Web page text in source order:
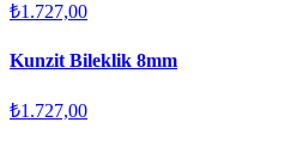
₺1.727,00
Kunzit Bileklik 8mm
₺1.727,00